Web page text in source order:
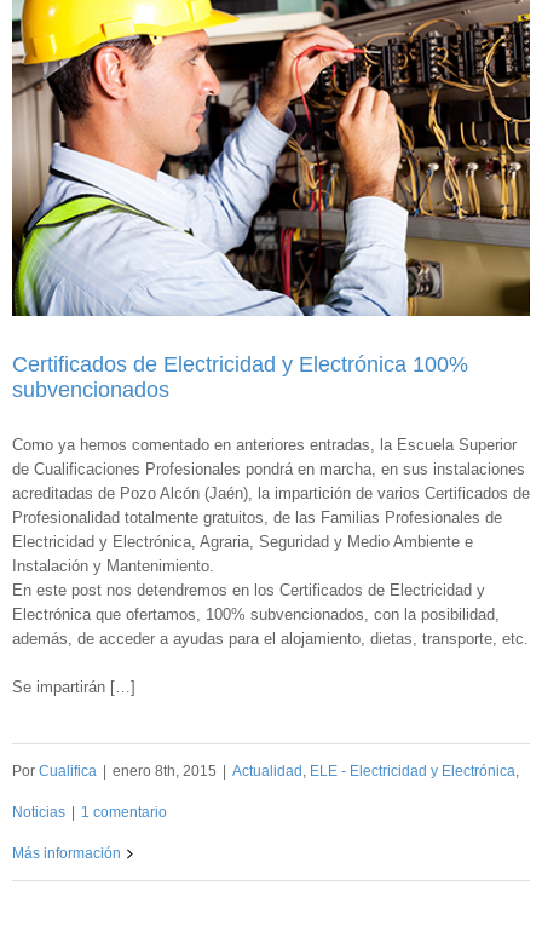
Certificados de Electricidad y Electrónica 100%
subvencionados
Como ya hemos comentado en anteriores entradas, la Escuela Superior
de Cualificaciones Profesionales pondrá en marcha, en sus instalaciones
acreditadas de Pozo Alcón (Jaén), la impartición de varios Certificados de
Profesionalidad totalmente gratuitos, de las Familias Profesionales de
Electricidad y Electrónica, Agraria, Seguridad y Medio Ambiente e
Instalación y Mantenimiento.
En este post nos detendremos en los Certificados de Electricidad y
Electrónica que ofertamos, 100% subvencionados, con la posibilidad,
además, de acceder a ayudas para el alojamiento, dietas, transporte, etc.
Se impartirán […]
Por Cualifica | enero 8th, 2015 | Actualidad ELE - Electricidad y Electrónica
Noticias | 1 comentario
Más información